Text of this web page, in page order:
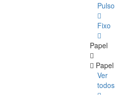
Pulso
Fixo
Papel
Papel
Ver
todos